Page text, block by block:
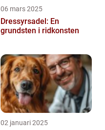
06 mars 2025
Dressyrsadel: En
grundsten i ridkonsten
02 januari 2025